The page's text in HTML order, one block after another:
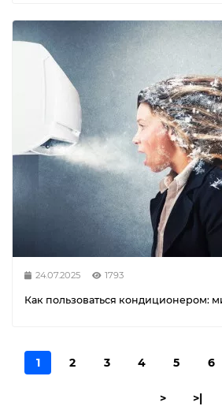
24.07.2025 1793
Как пользоваться кондиционером:
1 2 3 4 5 6
> >|